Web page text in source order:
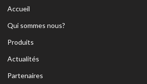
Accueil
Qui sommes nous?
Produits
Actualités
Partenaires